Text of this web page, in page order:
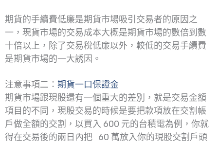
期貨的手續費低廉是期貨市場吸引交易者的原因之
一，現貨市場的交易成本大概是期貨市場的數倍到數
十倍以上，除了交易稅低廉以外，較低的交易手續費
是期貨市場的一大誘因。
注意事項二： 期貨一口保證金
期貨市場跟現股還有一個重大的差別，就是交易金額
項目的不同，現股交易的時候是要把款項放在交割帳
戶做全額的交割，以買入 600 元的台積電為例，你就
得在交易後的兩日內把 60 萬放入你的現股交割戶頭